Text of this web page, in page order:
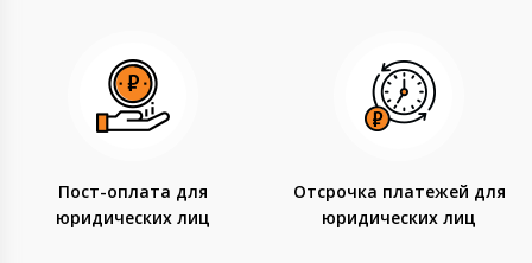
Пост-оплата для
юридических лиц
Отсрочка платежей для
юридических лиц